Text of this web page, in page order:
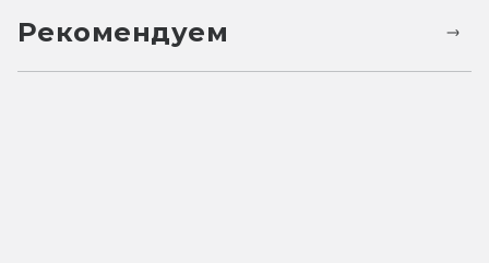
Рекомендуем